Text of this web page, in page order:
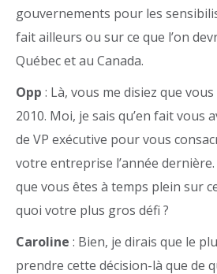
gouvernements pour les
fait ailleurs ou sur ce que l’on
Québec et au Canada.
Opp : Là, vous me disiez que
2010. Moi, je sais qu’en fait vous
de VP exécutive pour vous
votre entreprise l’année
que vous êtes à temps plein sur
quoi votre plus gros défi ?
Caroline : Bien, je dirais que le
prendre cette décision-là que de